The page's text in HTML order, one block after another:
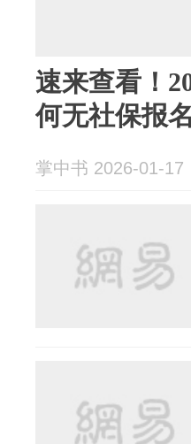
速来查看！
何无社保报
掌中书 2026-01-17